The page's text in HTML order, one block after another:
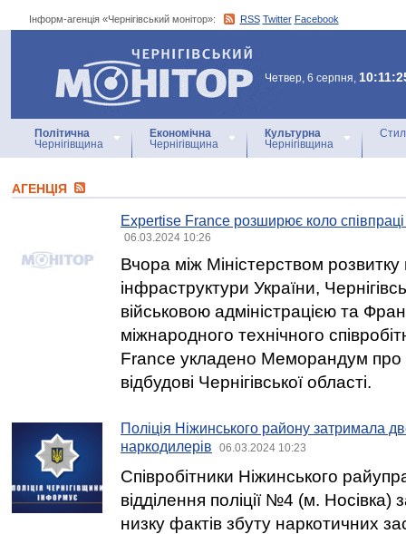
Інформ-агенція «Чернігівський монітор»: RSS Twitter Facebook
Інформ-агенція
«Чернігівський монітор»
Четвер, 6 серпня,
Політична
Чернігівщина
Економічна
Чернігівщина
Культурна
Чернігівщина
АГЕНЦIЯ
Expertise France розширює коло
06.03.2024 10:26
Вчора між Міністерством
інфраструктури України,
військовою адміністрацією та
міжнародного технічного
France укладено Меморандум про
відбудові Чернігівської області.
Поліція Ніжинського району затримала
наркодилерів
06.03.2024 10:23
Співробітники Ніжинського
відділення поліції №4 (м. Носівка)
низку фактів збуту наркотичних